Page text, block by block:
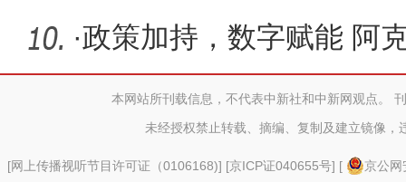
·政策加持，数字赋能 阿
本网站所刊载信息，不代表中新社和中新网观点。
未经授权禁止转载、摘编、复制及建立镜像，
[网上传播视听节目许可证（0106168)] [京ICP证040655号] [
京公